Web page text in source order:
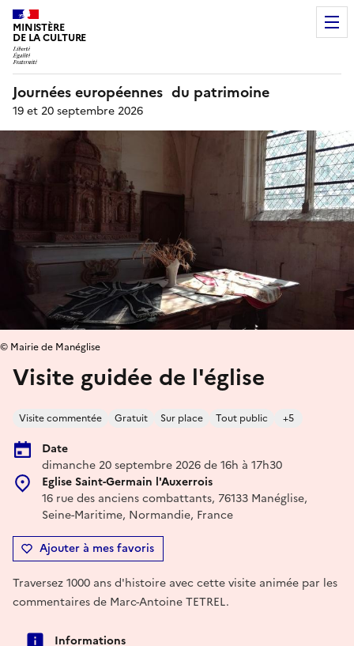
MINISTÈRE
DE LA CULTURE
Journées européennes du patrimoine
19 et 20 septembre 2026
Visite guidée de l'église
Visite commentée Gratuit Sur place Tout public +5
Date
dimanche 20 septembre 2026 de 16h à 17h30
Eglise Saint-Germain l'Auxerrois
16 rue des anciens combattants, 76133 Manéglise,
Seine-Maritime, Normandie, France
Ajouter à mes favoris
© Mairie de Manéglise
Traversez 1000 ans d'histoire avec cette visite animée par les
commentaires de Marc-Antoine TETREL.
Informations